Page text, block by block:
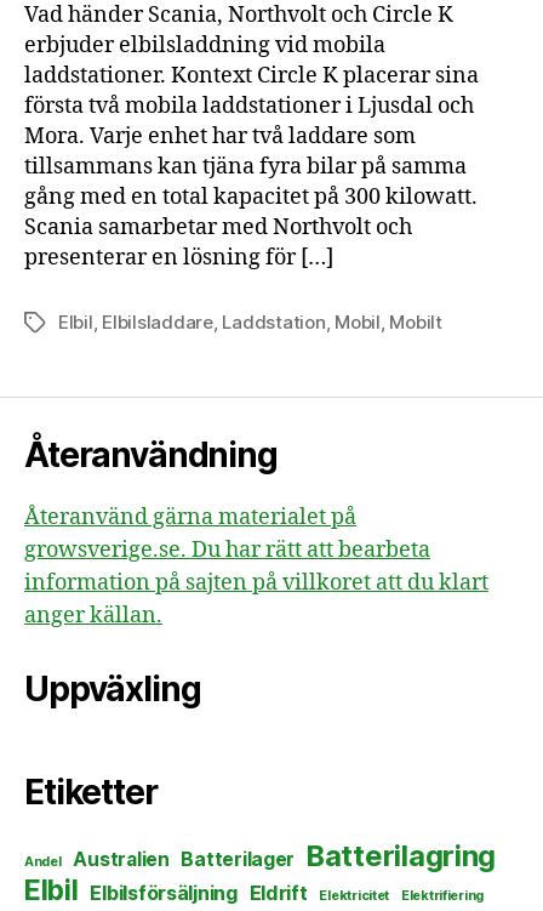
Vad händer Scania, Northvolt och Circle K
erbjuder elbilsladdning vid mobila
laddstationer. Kontext Circle K placerar sina
första två mobila laddstationer i Ljusdal och
Mora. Varje enhet har två laddare som
tillsammans kan tjäna fyra bilar på samma
gång med en total kapacitet på 300 kilowatt.
Scania samarbetar med Northvolt och
presenterar en lösning för […]
Etiketter
Elbil, Elbilsladdare, Laddstation, Mobil, Mobilt
Återanvändning
Återanvänd gärna materialet på
growsverige.se. Du har rätt att bearbeta
information på sajten på villkoret att du klart
anger källan.
Uppväxling
Etiketter
Andel Australien Batterilager Batterilagring
Elbil Elbilsförsäljning Eldrift Elektricitet Elektrifiering